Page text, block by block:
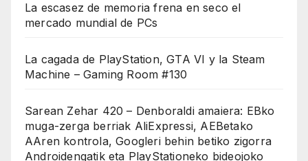
La escasez de memoria frena en seco el
mercado mundial de PCs
La cagada de PlayStation, GTA VI y la Steam
Machine – Gaming Room #130
Sarean Zehar 420 – Denboraldi amaiera: EBko
muga-zerga berriak AliExpressi, AEBetako
AAren kontrola, Googleri behin betiko zigorra
Androidengatik eta PlayStationeko bideojoko